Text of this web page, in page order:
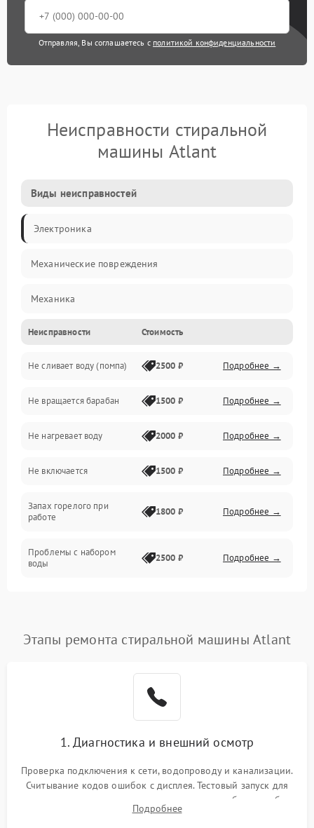
Отправляя, Вы соглашаетесь с политикой конфиденциальности
Неисправности стиральной
машины Atlant
Виды неисправностей
Электроника
Механические повреждения
Механика
Электропитание
Водоснабжение
Слив
Программное обеспечение
Неисправности Стоимость
Не сливает воду (помпа) 2500 ₽ Подробнее →
Не вращается барабан 1500 ₽ Подробнее →
Не нагревает воду 2000 ₽ Подробнее →
Не включается 1500 ₽ Подробнее →
Запах горелого при
работе
1800 ₽ Подробнее →
Проблемы с набором
воды
2500 ₽ Подробнее →
Замена платы управления Подробнее →
Этапы ремонта стиральной машины Atlant
1. Диагностика и внешний осмотр
Проверка подключения к сети, водопроводу и канализации.
Считывание кодов ошибок с дисплея. Тестовый запуск для
выявления посторонних шумов, протечек или сбоев в работе
электронного модуля управления.
Подробнее